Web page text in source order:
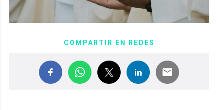
COMPARTIR EN REDES